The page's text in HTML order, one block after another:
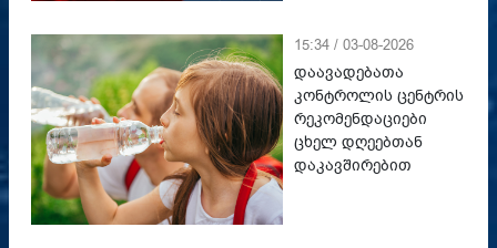
15:34 / 03-08-2026
დაავადებათა
კონტროლის ცენტრის
რეკომენდაციები
ცხელ დღეებთან
დაკავშირებით